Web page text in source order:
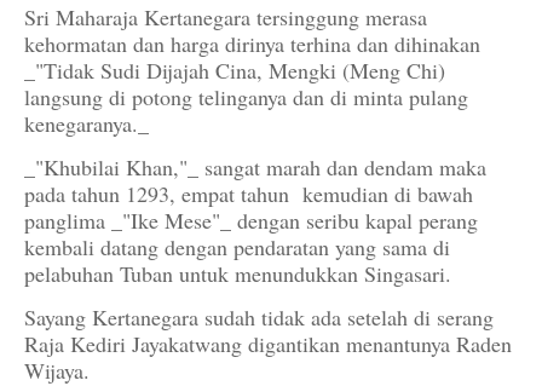
Sri Maharaja Kertanegara tersinggung merasa
kehormatan dan harga dirinya terhina dan dihinakan
_"Tidak Sudi Dijajah Cina, Mengki (Meng Chi)
langsung di potong telinganya dan di minta pulang
kenegaranya._
_"Khubilai Khan,"_ sangat marah dan dendam maka
pada tahun 1293, empat tahun kemudian di bawah
panglima _"Ike Mese"_ dengan seribu kapal perang
kembali datang dengan pendaratan yang sama di
pelabuhan Tuban untuk menundukkan Singasari.
Sayang Kertanegara sudah tidak ada setelah di serang
Raja Kediri Jayakatwang digantikan menantunya Raden
Wijaya.